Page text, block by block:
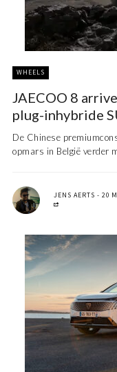
WHEELS
JAECOO 8
plug-inhybride
De Chinese
opmars in België verder
JENS AERTS 20